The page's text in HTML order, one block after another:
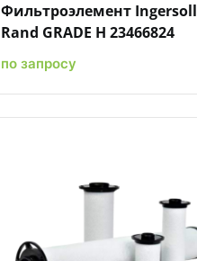
Фильтроэлемент Ingersoll
Rand GRADE H 23466824
по запросу